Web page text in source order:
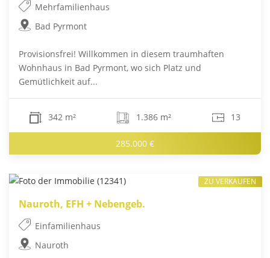
Mehrfamilienhaus
Bad Pyrmont
Provisionsfrei! Willkommen in diesem traumhaften
Wohnhaus in Bad Pyrmont, wo sich Platz und
Gemütlichkeit auf...
342 m² 1.386 m² 13
285.000 €
Nauroth, EFH + Nebengeb.
Einfamilienhaus
Nauroth
ZU VERKAUFEN